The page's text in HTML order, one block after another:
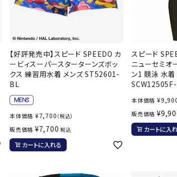
【好評発売中】スピード SPEEDO カ
ービィスーパースターターンズボッ
クス 練習用水着 メンズ ST52601-
BL
本体価格 ¥7,700 （税込）
販売価格 ¥7,700 税込
カートに入れる
スピード
ニューセミオ
ン1 競泳 水着
本体価格 ¥
販売価格 ¥
カートに入